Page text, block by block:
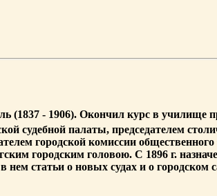
(1837 - 1906). Окончил курс в училище
судебной палаты, председателем
городской комиссии
городским головою. С 1896 г.
статьи о новых судах и о городском